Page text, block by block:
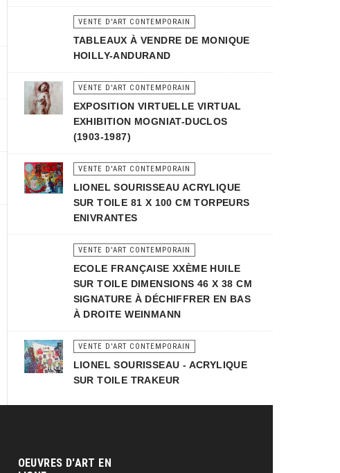
VENTE D'ART CONTEMPORAIN
TABLEAUX À VENDRE DE MONIQUE
HOILLY-ANDURAND
VENTE D'ART CONTEMPORAIN
EXPOSITION VIRTUELLE VIRTUAL
EXHIBITION MOGNIAT-DUCLOS
(1903-1987)
VENTE D'ART CONTEMPORAIN
LIONEL SOURISSEAU ACRYLIQUE
SUR TOILE 81 X 100 CM TORPEURS
ENIVRANTES
VENTE D'ART CONTEMPORAIN
ECOLE FRANÇAISE XXÈME HUILE
SUR TOILE DIMENSIONS 46 X 38 CM
SIGNATURE À DÉCHIFFRER EN BAS
À DROITE WEINMANN
VENTE D'ART CONTEMPORAIN
LIONEL SOURISSEAU - ACRYLIQUE
SUR TOILE TRAKEUR
OEUVRES D'ART EN